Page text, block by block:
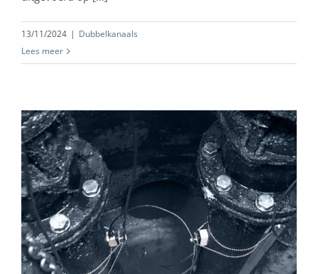
13/11/2024 | Dubbelkanaals
Lees meer